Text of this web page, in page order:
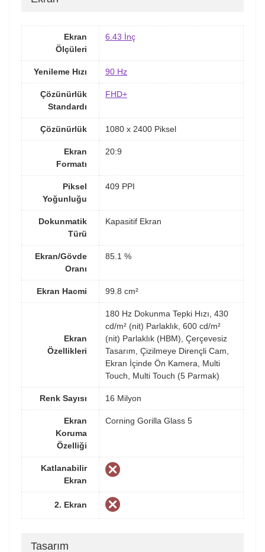
Ekran
Ölçüleri
6.43 İnç
Yenileme Hızı 90 Hz
Çözünürlük
Standardı
FHD+
Çözünürlük 1080 x 2400 Piksel
Ekran
Formatı
20:9
Piksel
Yoğunluğu
409 PPI
Dokunmatik
Türü
Kapasitif Ekran
Ekran/Gövde
Oranı
85.1 %
Ekran Hacmi 99.8 cm²
Ekran
Özellikleri
180 Hz Dokunma Tepki Hızı, 430
cd/m² (nit) Parlaklık, 600 cd/m²
(nit) Parlaklık (HBM), Çerçevesiz
Tasarım, Çizilmeye Dirençli Cam,
Ekran İçinde Ön Kamera, Multi
Touch, Multi Touch (5 Parmak)
Renk Sayısı 16 Milyon
Ekran
Koruma
Özelliği
Corning Gorilla Glass 5
Katlanabilir
Ekran
2. Ekran
Tasarım